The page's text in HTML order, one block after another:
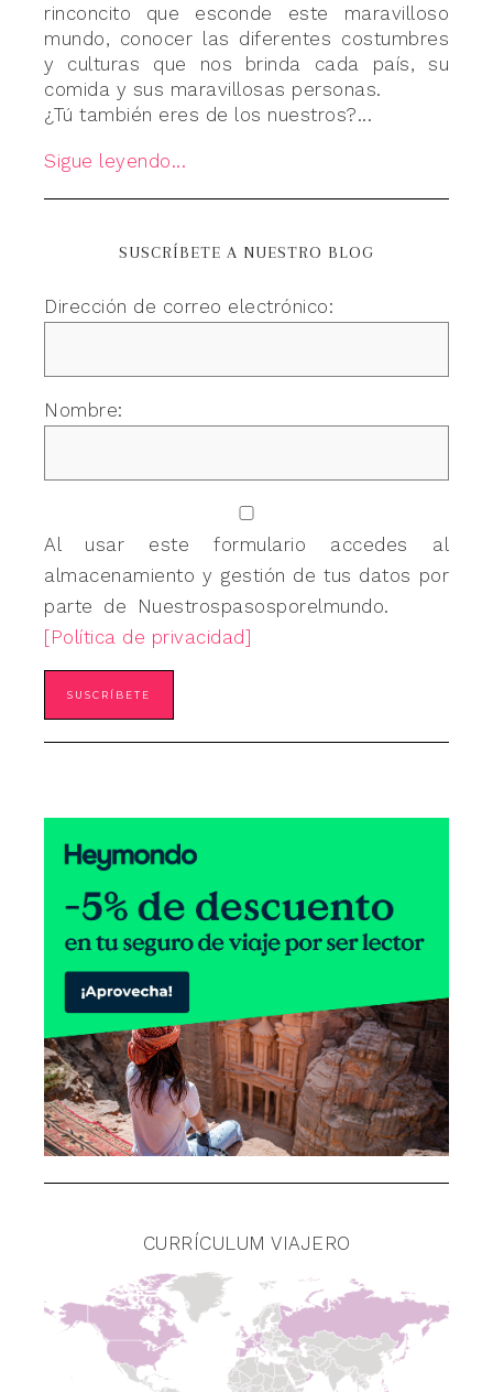
rinconcito que esconde este maravilloso
mundo, conocer las diferentes costumbres
y culturas que nos brinda cada país, su
comida y sus maravillosas personas.
¿Tú también eres de los nuestros?...
Sigue leyendo...
SUSCRÍBETE A NUESTRO BLOG
Dirección de correo electrónico:
Nombre:
Al usar este formulario accedes al
almacenamiento y gestión de tus datos por
parte de Nuestrospasosporelmundo.
[Política de privacidad]
CURRÍCULUM VIAJERO